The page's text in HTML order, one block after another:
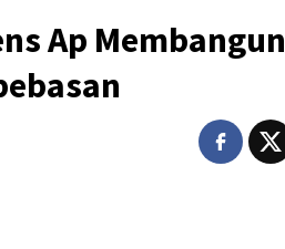
Ap Membangun